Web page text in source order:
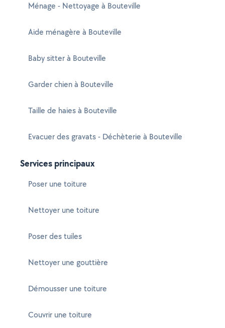
Ménage - Nettoyage à Bouteville
Aide ménagère à Bouteville
Baby sitter à Bouteville
Garder chien à Bouteville
Taille de haies à Bouteville
Evacuer des gravats - Déchèterie à Bouteville
Services principaux
Poser une toiture
Nettoyer une toiture
Poser des tuiles
Nettoyer une gouttière
Démousser une toiture
Couvrir une toiture